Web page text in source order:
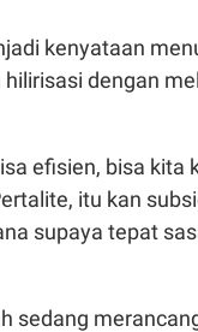
kenyataan
dengan
efisien, bisa kita
itu kan
supaya tepat
sedang